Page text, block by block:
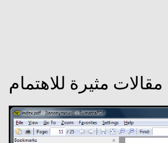
مقالات مثيرة للاهتمام